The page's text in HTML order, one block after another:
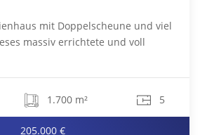
mit Doppelscheune und viel
massiv errichtete und voll
1.700 m² 5
205.000 €